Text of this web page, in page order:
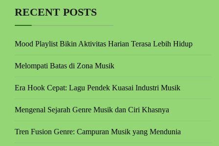
RECENT POSTS
Mood Playlist Bikin Aktivitas Harian Terasa Lebih Hidup
Melompati Batas di Zona Musik
Era Hook Cepat: Lagu Pendek Kuasai Industri Musik
Mengenal Sejarah Genre Musik dan Ciri Khasnya
Tren Fusion Genre: Campuran Musik yang Mendunia